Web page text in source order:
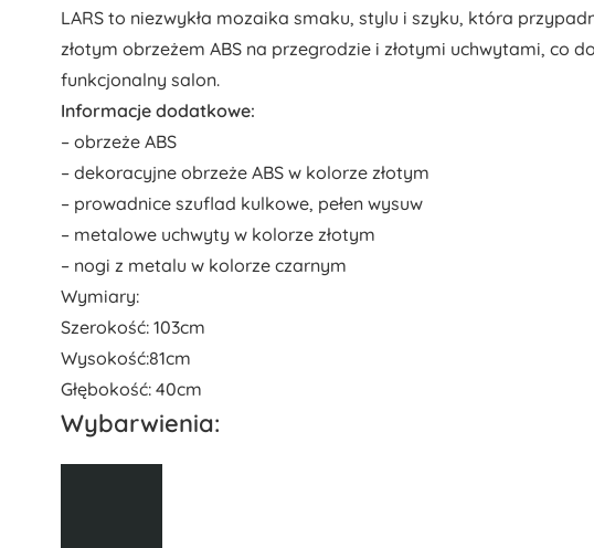
LARS to niezwykła mozaika smaku, stylu i szyku, która
złotym obrzeżem ABS na przegrodzie i złotymi uchwytami, co
funkcjonalny salon.
Informacje dodatkowe:
– obrzeże ABS
– dekoracyjne obrzeże ABS w kolorze złotym
– prowadnice szuflad kulkowe, pełen wysuw
– metalowe uchwyty w kolorze złotym
– nogi z metalu w kolorze czarnym
Wymiary:
Szerokość: 103cm
Wysokość:81cm
Głębokość: 40cm
Wybarwienia: